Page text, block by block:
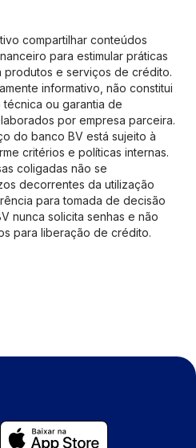
compartilhar conteúdos
para estimular práticas
produtos e serviços de crédito.
informativo, não constitui
ou garantia de
por empresa parceira.
do banco BV está sujeito à
critérios e políticas internas.
coligadas não se
decorrentes da utilização
para tomada de decisão
nunca solicita senhas e não
para liberação de crédito.